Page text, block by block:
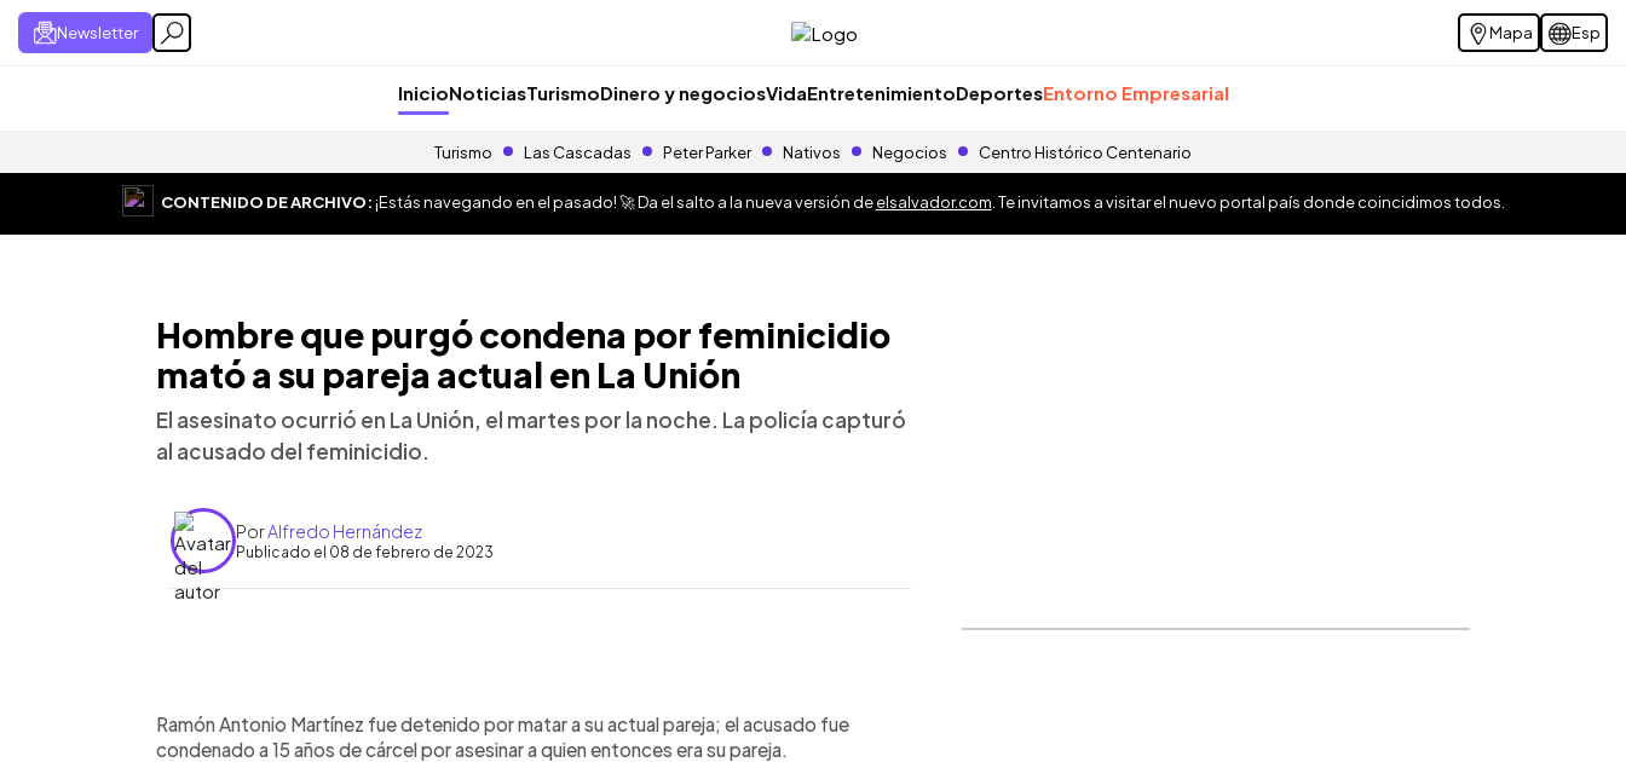
Newsletter Mapa Esp
InicioNoticiasTurismoDinero y negociosVidaEntretenimientoDeportesEntorno Empresarial
Turismo Las Cascadas Peter Parker Nativos Negocios Centro Histórico Centenario
CONTENIDO DE ARCHIVO:¡Estás navegando en el pasado! 🚀 Da el salto a la nueva versión deelsalvador.com . Te invitamos a visitar el nuevo portal país donde coincidimos todos.
Hombre que purgó condena por feminicidio
mató a su pareja actual en La Unión
El asesinato ocurrió en La Unión, el martes por la noche. La policía capturó
al acusado del feminicidio.
PorAlfredo Hernández
Publicado el 08 de febrero de 2023
Ramón Antonio Martínez fue detenido por matar a su actual pareja; el acusado fue
condenado a 15 años de cárcel por asesinar a quien entonces era su pareja.